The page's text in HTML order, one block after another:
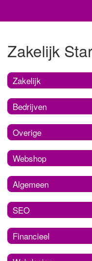
Zakelijk
Zakelijk
Bedrijven
Overige
Webshop
Algemeen
SEO
Financieel